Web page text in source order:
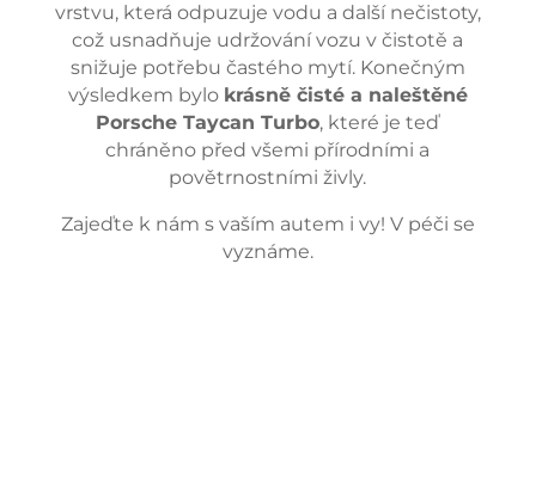
vrstvu, která odpuzuje vodu a další nečistoty,
což usnadňuje udržování vozu v čistotě a
snižuje potřebu častého mytí. Konečným
výsledkem bylo krásně čisté a naleštěné
Porsche Taycan Turbo, které je teď
chráněno před všemi přírodními a
povětrnostními živly.
Zajeďte k nám s vaším autem i vy! V péči se
vyznáme.